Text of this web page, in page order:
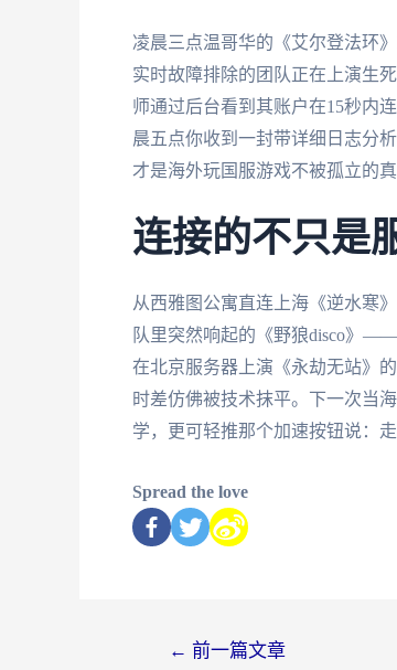
凌晨三点温哥华的《艾尔登法环
实时故障排除的团队正在上演生
师通过后台看到其账户在15秒内
晨五点你收到一封带详细日志分
才是海外玩国服游戏不被孤立的真
连接的不只是
从西雅图公寓直连上海《逆水寒
队里突然响起的《野狼disco》
在北京服务器上演《永劫无站》
时差仿佛被技术抹平。下一次当
学，更可轻推那个加速按钮说：
Spread the love
← 前一篇文章